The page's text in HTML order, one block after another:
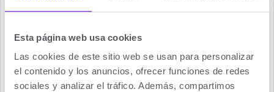
Esta página web usa cookies
Las cookies de este sitio web se usan para personalizar
el contenido y los anuncios, ofrecer funciones de redes
sociales y analizar el tráfico. Además, compartimos
Fiabilidad y resistencia De Dietrich Inidens
MATERIALES EFICIENTES
Caldera De Dietrich Inidens con Intercambiador
monoespira de acero inoxidable.